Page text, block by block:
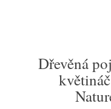
Dřevěná